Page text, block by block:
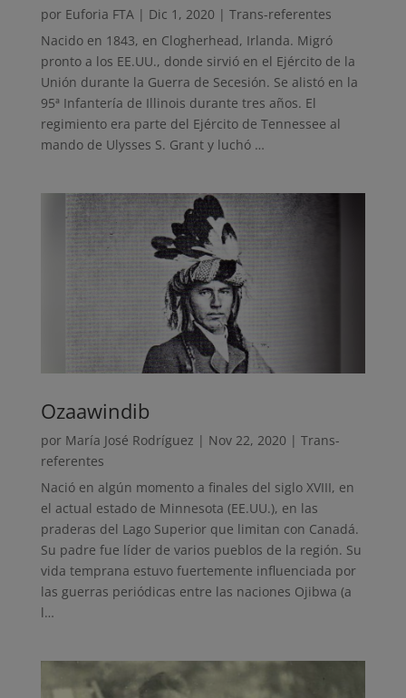
por Euforia FTA| Dic 1, 2020 | Trans-referentes
Nacido en 1843, en Clogherhead, Irlanda. Migró
pronto a los EE.UU., donde sirvió en el Ejército de la
Unión durante la Guerra de Secesión. Se alistó en la
95ª Infantería de Illinois durante tres años. El
regimiento era parte del Ejército de Tennessee al
mando de Ulysses S. Grant y luchó …
Ozaawindib
por María José Rodríguez | Nov 22, 2020 | Trans-
referentes
Nació en algún momento a finales del siglo XVIII, en
el actual estado de Minnesota (EE.UU.), en las
praderas del Lago Superior que limitan con Canadá.
Su padre fue líder de varios pueblos de la región. Su
vida temprana estuvo fuertemente influenciada por
las guerras periódicas entre las naciones Ojibwa (a
l…